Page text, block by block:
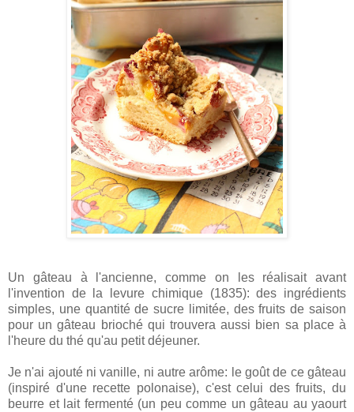
Un gâteau à l'ancienne, comme on les réalisait avant
l'invention de la levure chimique (1835): des ingrédients
simples, une quantité de sucre limitée, des fruits de saison
pour un gâteau brioché qui trouvera aussi bien sa place à
l'heure du thé qu'au petit déjeuner.
Je n'ai ajouté ni vanille, ni autre arôme: le goût de ce gâteau
(inspiré d'une recette polonaise), c'est celui des fruits, du
beurre et lait fermenté (un peu comme un gâteau au yaourt